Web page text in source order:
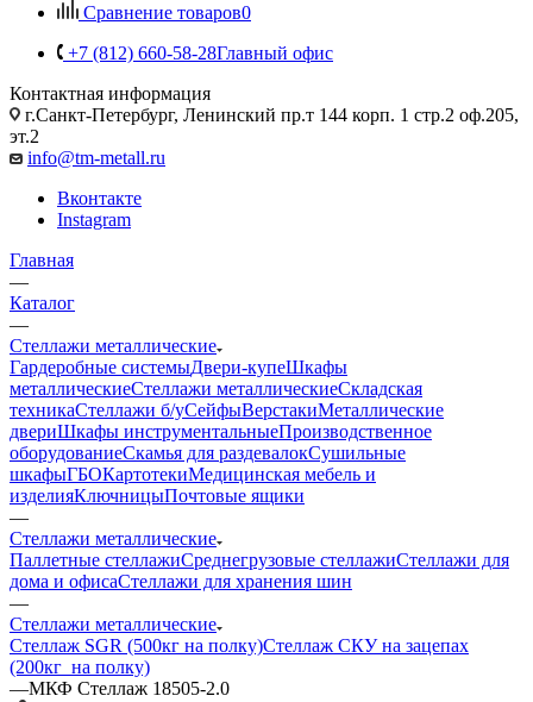
Сравнение товаров0
+7 (812) 660-58-28Главный офис
Контактная информация
г.Санкт-Петербург, Ленинский пр.т 144 корп. 1 стр.2 оф.205,
эт.2
info@tm-metall.ru
Вконтакте
Instagram
Главная
—
Каталог
—
Стеллажи металлические
Гардеробные системыДвери-купеШкафы
металлическиеСтеллажи металлическиеСкладская
техникаСтеллажи б/уСейфыВерстакиМеталлические
двериШкафы инструментальныеПроизводственное
оборудованиеСкамья для раздевалокСушильные
шкафыГБОКартотекиМедицинская мебель и
изделияКлючницыПочтовые ящики
—
Стеллажи металлические
Паллетные стеллажиСреднегрузовые стеллажиСтеллажи для
дома и офисаСтеллажи для хранения шин
—
Стеллажи металлические
Стеллаж SGR (500кг на полку)Стеллаж СКУ на зацепах
(200кг_на полку)
—МКФ Стеллаж 18505-2.0